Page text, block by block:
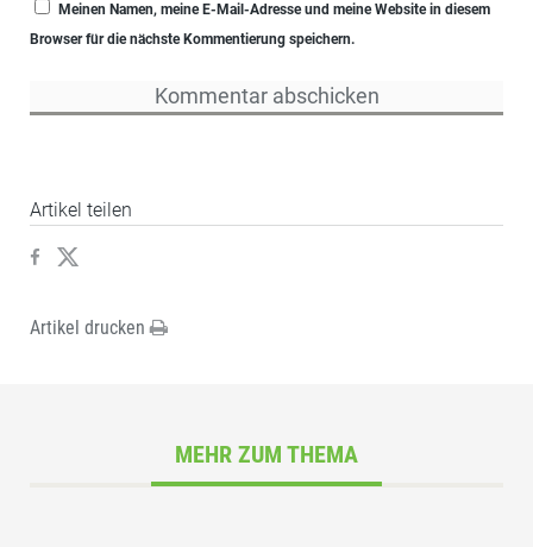
Meinen Namen, meine E-Mail-Adresse und meine Website in diesem
Browser für die nächste Kommentierung speichern.
Artikel teilen
Artikel drucken
MEHR ZUM THEMA